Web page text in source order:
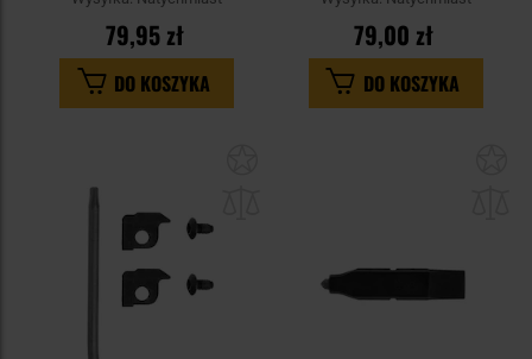
79,95 zł
DO KOSZYKA
79,00 zł
DO KOSZYKA